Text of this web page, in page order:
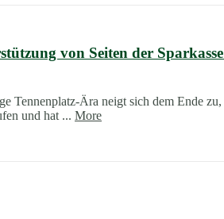
von Seiten der
Ära neigt sich dem Ende
und hat ... More